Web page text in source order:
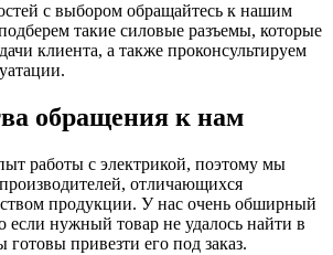
с выбором обращайтесь к нашим
такие силовые разъемы, которые
клиента, а также проконсультируем
обращения к нам
работы с электрикой, поэтому мы
отличающихся
продукции. У нас очень обширный
если нужный товар не удалось найти в
привезти его под заказ.